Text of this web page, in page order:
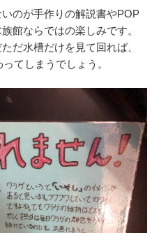
のが手作りの解説書やPOP
館ならではの楽しみです。
だ水槽だけを見て回れば、
てしまうでしょう。